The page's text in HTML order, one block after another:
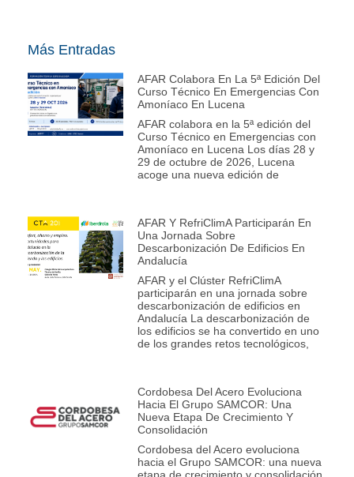
Más Entradas
AFAR Colabora En La 5ª Edición Del
Curso Técnico En Emergencias Con
Amoníaco En Lucena
AFAR colabora en la 5ª edición del
Curso Técnico en Emergencias con
Amoníaco en Lucena Los días 28 y
29 de octubre de 2026, Lucena
acoge una nueva edición de
AFAR Y RefriClimA Participarán En
Una Jornada Sobre
Descarbonización De Edificios En
Andalucía
AFAR y el Clúster RefriClimA
participarán en una jornada sobre
descarbonización de edificios en
Andalucía La descarbonización de
los edificios se ha convertido en uno
de los grandes retos tecnológicos,
Cordobesa Del Acero Evoluciona
Hacia El Grupo SAMCOR: Una
Nueva Etapa De Crecimiento Y
Consolidación
Cordobesa del Acero evoluciona
hacia el Grupo SAMCOR: una nueva